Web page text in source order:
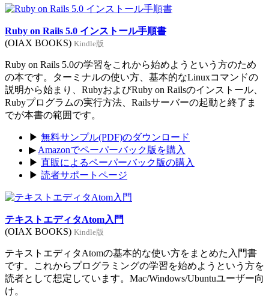
Ruby on Rails 5.0 インストール手順書
(OIAX BOOKS) Kindle版
Ruby on Rails 5.0の学習をこれから始めようという方のため
の本です。ターミナルの使い方、基本的なLinuxコマンドの
説明から始まり、RubyおよびRuby on Railsのインストール、
Rubyプログラムの実行方法、Railsサーバーの起動と終了ま
でが本書の範囲です。
▶ 無料サンプル(PDF)のダウンロード
▶ Amazonでペーパーバック版を購入
▶ 直販によるペーパーバック版の購入
▶ 読者サポートページ
テキストエディタAtom入門
(OIAX BOOKS) Kindle版
テキストエディタAtomの基本的な使い方をまとめた入門書
です。これからプログラミングの学習を始めようという方を
読者として想定しています。Mac/Windows/Ubuntuユーザー向
け。